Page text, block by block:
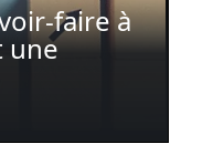
faire à
une